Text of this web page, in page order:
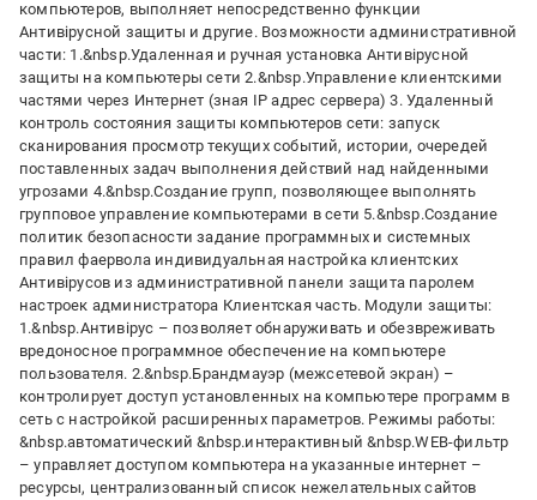
компьютеров, выполняет непосредственно функции
Антивірусной защиты и другие. Возможности административной
части: 1.&nbsp.Удаленная и ручная установка Антивірусной
защиты на компьютеры сети 2.&nbsp.Управление клиентскими
частями через Интернет (зная IP адрес сервера) 3. Удаленный
контроль состояния защиты компьютеров сети: запуск
сканирования просмотр текущих событий, истории, очередей
поставленных задач выполнения действий над найденными
угрозами 4.&nbsp.Создание групп, позволяющее выполнять
групповое управление компьютерами в сети 5.&nbsp.Создание
политик безопасности задание программных и системных
правил фаервола индивидуальная настройка клиентских
Антивірусов из административной панели защита паролем
настроек администратора Клиентская часть. Модули защиты:
1.&nbsp.Антивірус – позволяет обнаруживать и обезвреживать
вредоносное программное обеспечение на компьютере
пользователя. 2.&nbsp.Брандмауэр (межсетевой экран) –
контролирует доступ установленных на компьютере программ в
сеть с настройкой расширенных параметров. Режимы работы:
&nbsp.автоматический &nbsp.интерактивный &nbsp.WEB-фильтр
– управляет доступом компьютера на указанные интернет –
ресурсы, централизованный список нежелательных сайтов